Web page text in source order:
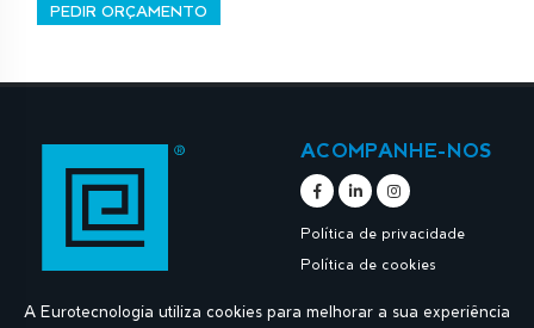
A Eurotecnologia utiliza cookies para melhorar a sua experiência
PEDIR ORÇAMENTO
ACOMPANHE-NOS
Política de privacidade
Política de cookies